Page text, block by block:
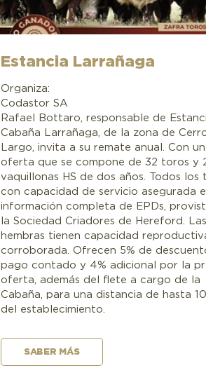
Estancia Larrañaga
Organiza:
Codastor SA
Rafael Bottaro, responsable de
Cabaña Larrañaga, de la zona de
Largo, invita a su remate anual. Con
oferta que se compone de 32 toros y
vaquillonas HS de dos años. Todos los
con capacidad de servicio asegurada e
información completa de EPDs,
la Sociedad Criadores de Hereford. Las
hembras tienen capacidad
corroborada. Ofrecen 5% de
pago contado y 4% adicional por la
oferta, además del flete a cargo de la
Cabaña, para una distancia de hasta
del establecimiento.
SABER MÁS